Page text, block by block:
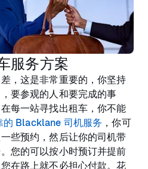
服务方案
，这是非常重要的，你坚持
要参观的人和要完成的事
每一站寻找出租车，你不能
的 Blacklane 司机服务 ，你可
些预约，然后让你的司机带
您的可以按小时预订并提前
在路上就不必担心付款。花